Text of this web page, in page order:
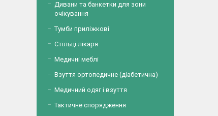
Дивани та банкетки для зони
очікування
Тумби приліжкові
Стільці лікаря
Медичні меблі
Взуття ортопедичне (діабетична)
Медичний одяг і взуття
Тактичне спорядження